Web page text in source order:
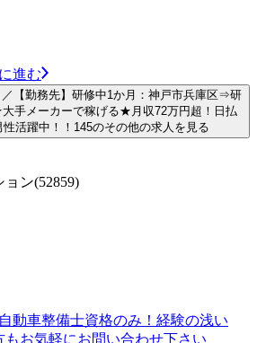
進む
【勤務先】研修中1か月：神戸市兵庫区⇒研
手メーカーで稼げる★月収72万円超！日払
活躍中！！145のその他の求人を見る
ン(52859)
動車整備士資格のみ！経験の浅い
お気軽にお問い合わせ下さい